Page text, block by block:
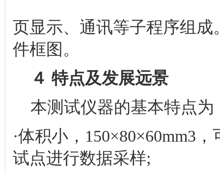
页显示、通讯等子程序组成
件框图。
４ 特点及发展远景
本测试仪器的基本特点为
·体积小，150×80×60mm3
试点进行数据采样;